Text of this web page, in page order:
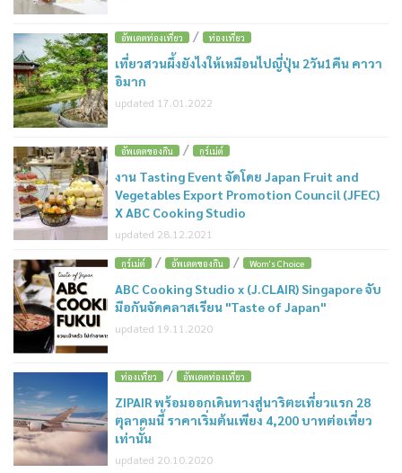
อัพเดตท่องเที่ยว / ท่องเที่ยว
เที่ยวสวนผึ้งยังไงให้เหมือนไปญี่ปุ่น 2วัน1คืน คาวา
อิมาก
updated 17.01.2022
อัพเดตของกิน / กูร์เม่ต์
งาน Tasting Event จัดโดย Japan Fruit and
Vegetables Export Promotion Council (JFEC)
X ABC Cooking Studio
updated 28.12.2021
กูร์เม่ต์ / อัพเดตของกิน / Wom's Choice
ABC Cooking Studio x (J.CLAIR) Singapore จับ
มือกันจัดคลาสเรียน "Taste of Japan"
updated 19.11.2020
ท่องเที่ยว / อัพเดตท่องเที่ยว
ZIPAIR พร้อมออกเดินทางสู่นาริตะเที่ยวแรก 28
ตุลาคมนี้ ราคาเริ่มต้นเพียง 4,200 บาทต่อเที่ยว
เท่านั้น
updated 20.10.2020